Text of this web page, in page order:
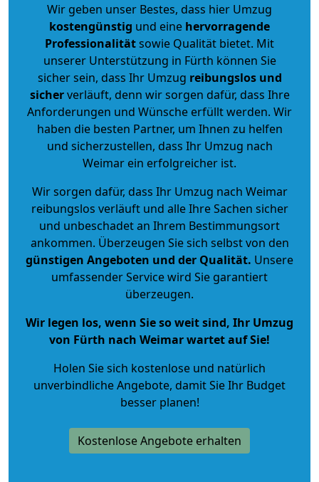
Wir geben unser Bestes, dass hier Umzug
kostengünstig und eine hervorragende
Professionalitätsowie Qualität bietet. Mit
unserer Unterstützung in Fürth können Sie
sicher sein, dass Ihr Umzug reibungslos und
sicherverläuft, denn wir sorgen dafür, dass Ihre
Anforderungen und Wünsche erfüllt werden. Wir
haben die besten Partner, um Ihnen zu helfen
und sicherzustellen, dass Ihr Umzug nach
Weimar ein erfolgreicher ist.
Wir sorgen dafür, dass Ihr Umzug nach Weimar
reibungslos verläuft und alle Ihre Sachen sicher
und unbeschadet an Ihrem Bestimmungsort
ankommen. Überzeugen Sie sich selbst von den
günstigen Angeboten und der Qualität. Unsere
umfassender Service wird Sie garantiert
überzeugen.
Wir legen los, wenn Sie so weit sind, Ihr Umzug
von Fürth nach Weimar wartet auf Sie!
Holen Sie sich kostenlose und natürlich
unverbindliche Angebote, damit Sie Ihr Budget
besser planen!
Kostenlose Angebote erhalten